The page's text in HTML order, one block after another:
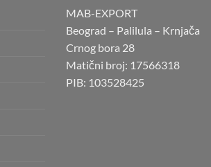
MAB-EXPORT
Beograd – Palilula – Krnjača
Crnog bora 28
Matični broj: 17566318
PIB: 103528425